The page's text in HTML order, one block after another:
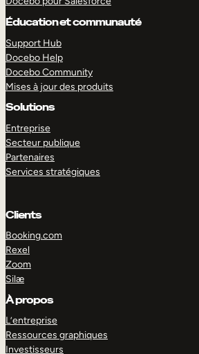
Éducation et communauté
Support Hub
Docebo Help
Docebo Community
Mises à jour des produits
Solutions
Entreprise
Secteur publique
Partenaires
Services stratégiques
Clients
Booking.com
Rexel
Zoom
Silæ
À propos
L’entreprise
Ressources graphiques
Investisseurs